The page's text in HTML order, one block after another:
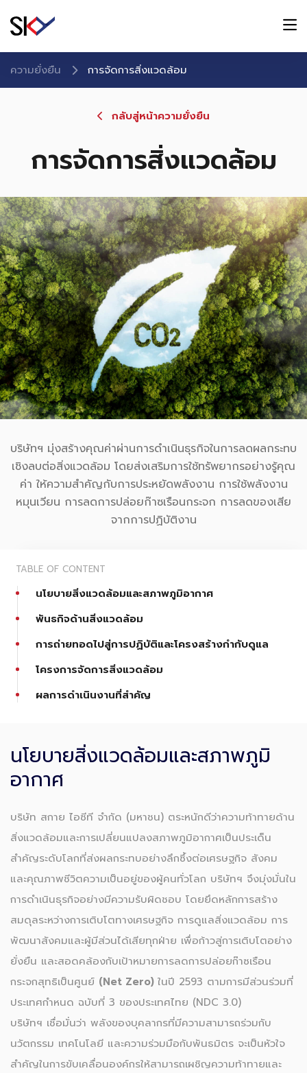
ความยั่งยืน การจัดการสิ่งแวดล้อม
กลับสู่หน้าความยั่งยืน
การจัดการสิ่งแวดล้อม
บริษัทฯ มุ่งสร้างคุณค่าผ่านการดำเนินธุรกิจในการลดผลกระทบ
เชิงลบต่อสิ่งแวดล้อม โดยส่งเสริมการใช้ทรัพยากรอย่างรู้คุณ
ค่า ให้ความสำคัญกับการประหยัดพลังงาน การใช้พลังงาน
หมุนเวียน การลดการปล่อยก๊าซเรือนกระจก การลดของเสีย
จากการปฏิบัติงาน
TABLE OF CONTENT
นโยบายสิ่งแวดล้อมและสภาพภูมิอากาศ
พันธกิจด้านสิ่งแวดล้อม
การถ่ายทอดไปสู่การปฏิบัติและโครงสร้างกำกับดูแล
โครงการจัดการสิ่งแวดล้อม
ผลการดำเนินงานที่สำคัญ
นโยบายสิ่งแวดล้อมและสภาพภูมิ
อากาศ
บริษัท สกาย ไอซีที จำกัด (มหาชน) ตระหนักดีว่าความท้าทายด้าน
สิ่งแวดล้อมและการเปลี่ยนแปลงสภาพภูมิอากาศเป็นประเด็น
สำคัญระดับโลกที่ส่งผลกระทบอย่างลึกซึ้งต่อเศรษฐกิจ สังคม
และคุณภาพชีวิตความเป็นอยู่ของผู้คนทั่วโลก บริษัทฯ จึงมุ่งมั่นใน
การดำเนินธุรกิจอย่างมีความรับผิดชอบ โดยยึดหลักการสร้าง
สมดุลระหว่างการเติบโตทางเศรษฐกิจ การดูแลสิ่งแวดล้อม การ
พัฒนาสังคมและผู้มีส่วนได้เสียทุกฝ่าย เพื่อก้าวสู่การเติบโตอย่าง
ยั่งยืน และสอดคล้องกับเป้าหมายการลดการปล่อยก๊าซเรือน
กระจกสุทธิเป็นศูนย์ (Net Zero) ในปี 2593 ตามการมีส่วนร่วมที่
ประเทศกำหนด ฉบับที่ 3 ของประเทศไทย (NDC 3.0)
บริษัทฯ เชื่อมั่นว่า พลังของบุคลากรที่มีความสามารถร่วมกับ
นวัตกรรม เทคโนโลยี และความร่วมมือกับพันธมิตร จะเป็นหัวใจ
สำคัญในการขับเคลื่อนองค์กรให้สามารถเผชิญความท้าทายและ